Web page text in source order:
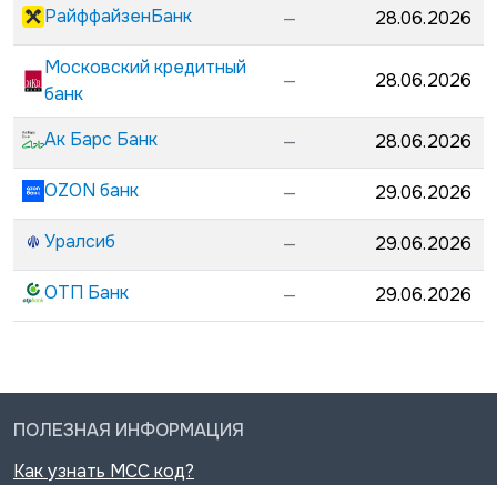
РайффайзенБанк — 28.06.2026
Московский кредитный
банк
— 28.06.2026
Ак Барс Банк — 28.06.2026
OZON банк — 29.06.2026
Уралсиб — 29.06.2026
ОТП Банк — 29.06.2026
ПОЛЕЗНАЯ ИНФОРМАЦИЯ
Как узнать MCC код?